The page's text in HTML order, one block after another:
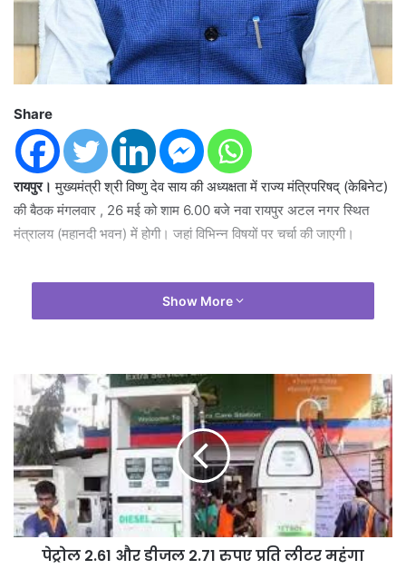
Share
रायपुर। मुख्यमंत्री श्री विष्णु देव साय की अध्यक्षता में राज्य मंत्रिपरिषद् (केबिनेट)
की बैठक मंगलवार , 26 मई को शाम 6.00 बजे नवा रायपुर अटल नगर स्थित
मंत्रालय (महानदी भवन) में होगी। जहां विभिन्न विषयों पर चर्चा की जाएगी।
Show More
पेट्रोल 2.61 और डीजल 2.71 रुपए प्रति लीटर महंगा